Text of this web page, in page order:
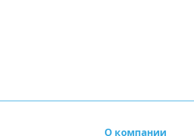
О компании